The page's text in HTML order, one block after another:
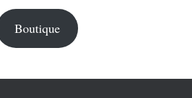
Boutique